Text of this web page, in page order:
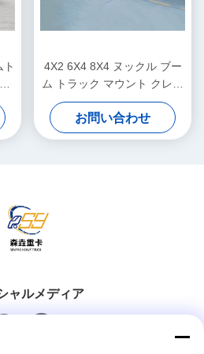
4X2 6X4 8X4 ヌックル ブー
ム トラック マウント クレー
ン 2 - 220 トン フラットベッ
ド クレーン トラック
お問い合わせ
ャルメディア